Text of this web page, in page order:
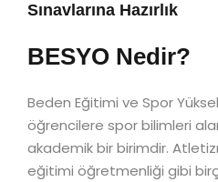
Sınavlarına Hazırlık
BESYO Nedir?
Beden Eğitimi ve Spor
öğrencilere spor bilimleri
akademik bir birimdir.
eğitimi öğretmenliği gibi